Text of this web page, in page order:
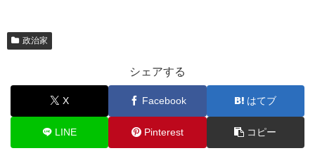
政治家
シェアする
X Facebook はてブ
LINE Pinterest コピー